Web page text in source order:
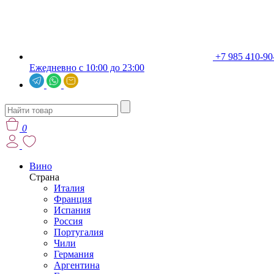
+7 985 410-
Ежедневно с 10:00 до 23:00
0
Вино
Страна
Италия
Франция
Испания
Россия
Португалия
Чили
Германия
Аргентина